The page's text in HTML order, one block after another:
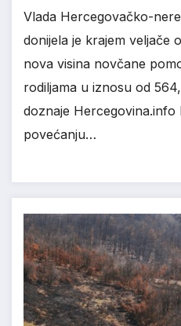
Vlada Hercegovačko-
donijela je krajem veljače
nova visina novčane
rodiljama u iznosu od
doznaje Hercegovina.info
povećanju…